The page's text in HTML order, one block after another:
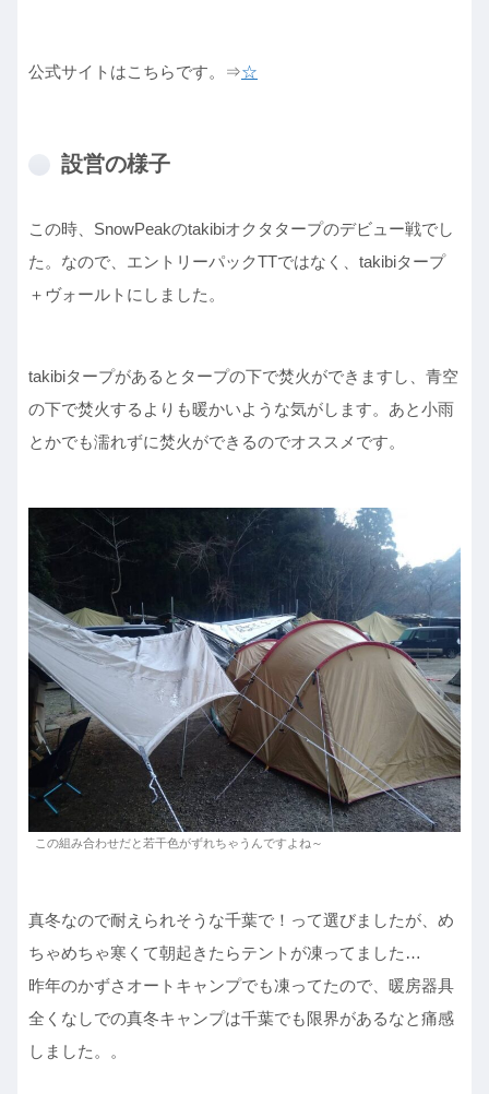
公式サイトはこちらです。⇒☆
設営の様子
この時、SnowPeakのtakibiオクタタープのデビュー戦でし
た。なので、エントリーパックTTではなく、takibiタープ
＋ヴォールトにしました。
takibiタープがあるとタープの下で焚火ができますし、青空
の下で焚火するよりも暖かいような気がします。あと小雨
とかでも濡れずに焚火ができるのでオススメです。
この組み合わせだと若干色がずれちゃうんですよね～
真冬なので耐えられそうな千葉で！って選びましたが、め
ちゃめちゃ寒くて朝起きたらテントが凍ってました…
昨年のかずさオートキャンプでも凍ってたので、暖房器具
全くなしでの真冬キャンプは千葉でも限界があるなと痛感
しました。。